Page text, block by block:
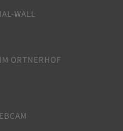
WALL
ORTNERHOF